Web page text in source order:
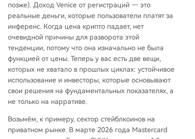
позже). Доход Venice от регистраций — это
реальные деньги, которые пользователи платят за
инференс. Когда цена крипто падает, нет
очевидной причины для разворота этой
тенденции, потому что она изначально не была
функцией от цены. Теперь у вас есть две вещи,
которых не хватало в прошлых циклах: устойчивое
использование и инвесторы, которые основывают
свои решения на фундаментальных показателях, а
не только на нарративе.
Возьмём, к примеру, сектор стейблкоинов на
приватном рынке. В марте 2026 года Mastercard